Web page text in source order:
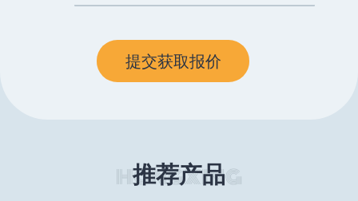
推荐产品